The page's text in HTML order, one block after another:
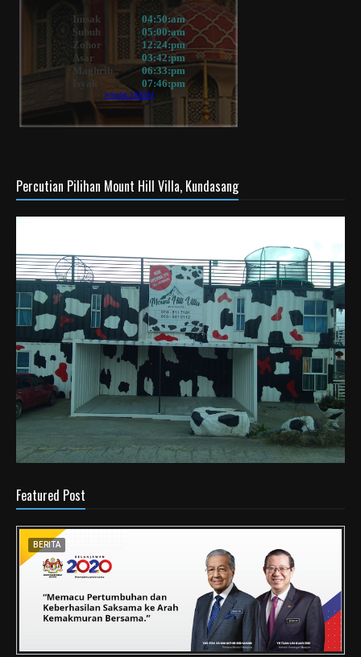
Percutian Pilihan Mount Hill Villa, Kundasang
Featured Post
BERITA